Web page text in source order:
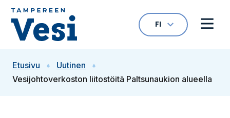
Siirry sisältöön
VALITTU KIELI:
FI
Avaa
Etusivu
Uutinen
Vesijohtoverkoston liitostöitä Paltsunaukion alueella